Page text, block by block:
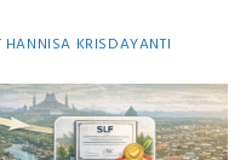
HANNISA KRISDAYANTI